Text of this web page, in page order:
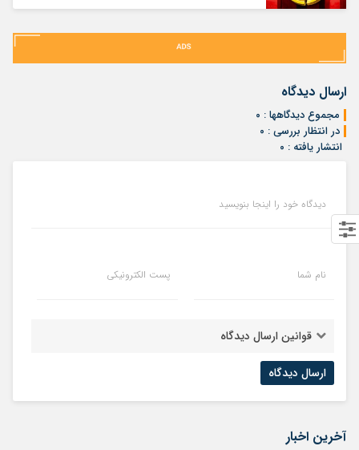
ارسال دیدگاه
مجموع دیدگاهها : ۰
در انتظار بررسی : ۰
انتشار یافته : ۰
دیدگاه خود را اینجا بنویسید
نام شما پست الکترونیکی
قوانین ارسال دیدگاه
آخرین اخبار